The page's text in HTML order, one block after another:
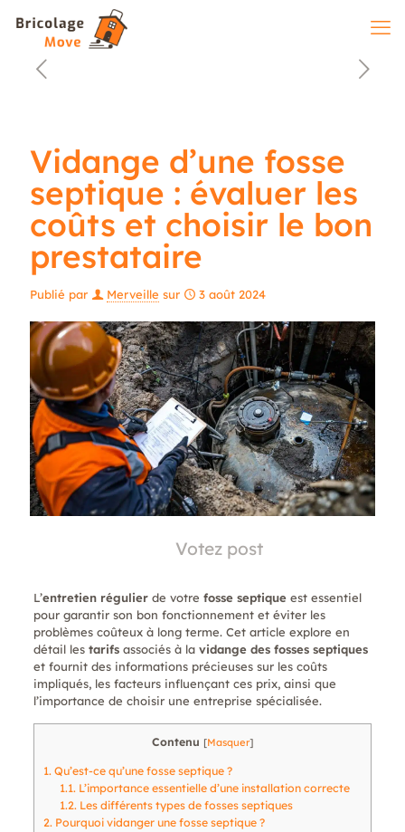
Vidange d’une fosse
septique : évaluer les
coûts et choisir le bon
prestataire
Publié par Merveille sur 3 août 2024
Votez post
L’entretien régulierde votre fosse septiqueest essentiel
pour garantir son bon fonctionnement et éviter les
problèmes coûteux à long terme. Cet article explore en
détail les tarifsassociés à la vidange des fosses septiques
et fournit des informations précieuses sur les coûts
impliqués, les facteurs influençant ces prix, ainsi que
l’importance de choisir une entreprise spécialisée.
Contenu [Masquer]
1.Qu’est-ce qu’une fosse septique ?
1.1. L’importance essentielle d’une installation correcte
1.2. Les différents types de fosses septiques
2.Pourquoi vidanger une fosse septique ?